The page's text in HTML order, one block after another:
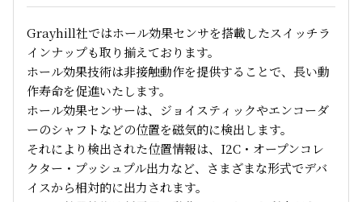
Grayhill社ではホール効果センサを搭載したスイッチラ
インナップも取り揃えております。
ホール効果技術は非接触動作を提供することで、長い動
作寿命を促進いたします。
ホール効果センサーは、ジョイスティックやエンコーダ
ーのシャフトなどの位置を磁気的に検出します。
それにより検出された位置情報は、I2C・オープンコレ
クター・プッシュプル出力など、さまざまな形式でデバ
イスから相対的に出力されます。